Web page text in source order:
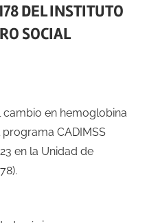
DEL INSTITUTO
SOCIAL
en hemoglobina
CADIMSS
en la Unidad de